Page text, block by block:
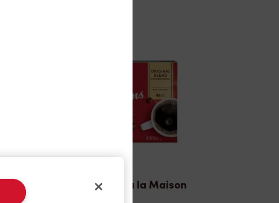
TimMD à la Maison